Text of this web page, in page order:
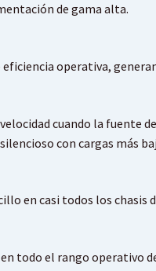
de gama alta.
operativa,
cuando la fuente
con cargas más
en casi todos los chasis
todo el rango operativo